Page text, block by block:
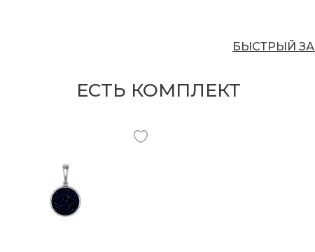
БЫСТРЫЙ
ЕСТЬ КОМПЛЕКТ